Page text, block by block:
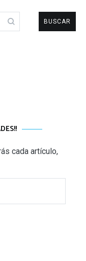
cada artículo,